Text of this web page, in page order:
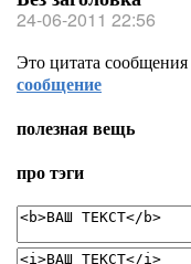
24-06-2011 22:56
Это цитата сообщения
сообщение
полезная вещь
про тэги